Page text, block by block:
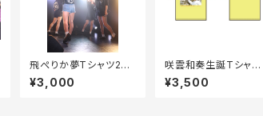
飛ぺりか夢Tシャツ202
0
¥3,000
咲雲和奏生誕Tシャツ2
021
¥3,500